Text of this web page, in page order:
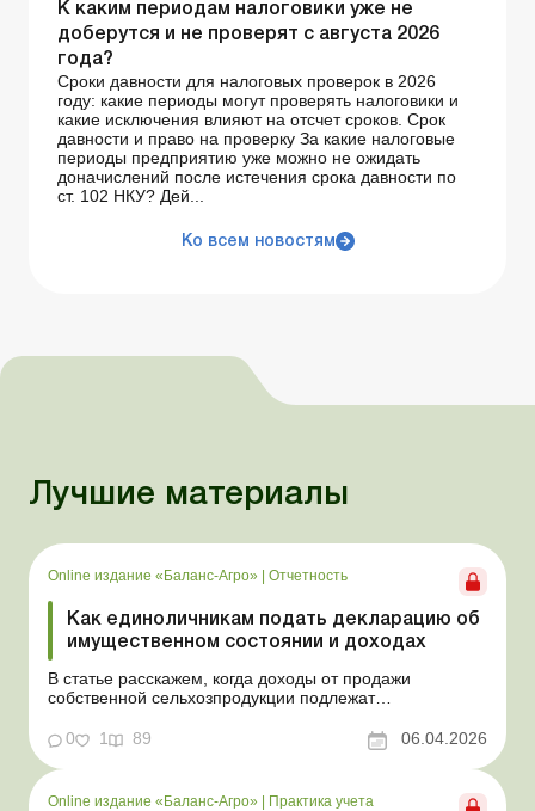
К каким периодам налоговики уже не
доберутся и не проверят с августа 2026
года?
Сроки давности для налоговых проверок в 2026
году: какие периоды могут проверять налоговики и
какие исключения влияют на отсчет сроков. Срок
давности и право на проверку За какие налоговые
периоды предприятию уже можно не ожидать
доначислений после истечения срока давности по
ст. 102 НКУ? Дей...
Ко всем новостям
Лучшие материалы
Online издание «Баланс-Агро» Отчетность
Как единоличникам подать декларацию об
имущественном состоянии и доходах
В статье расскажем, когда доходы от продажи
собственной сельхозпродукции подлежат
подать декларацию и как определить и
задекларировать налогооблагаемый доход. Баланс-
Агро № 14 от 7 апреля 2026 года На практике
физлица, которые самостоятельно обрабат...
0 1 89 06.04.2026
Online издание «Баланс-Агро» | Практика учета